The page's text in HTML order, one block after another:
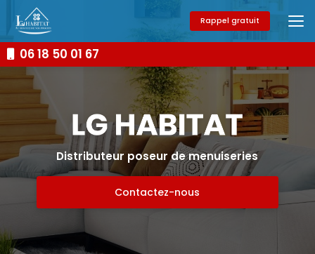
contenu
principal06 18 50 01 67
Rappel gratuit
Distributeur poseur de menuiseries
Contactez-nous